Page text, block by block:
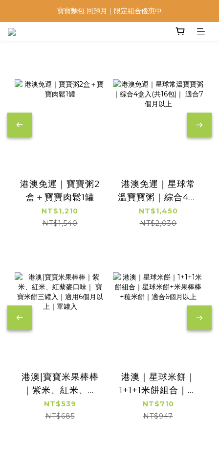
低鈉燉飯燉麵回歸 趕緊補貨！
寶寶麵包 回歸月｜限定組合優惠中
港澳免運｜寶寶粥2
盒＋寶寶肉鬆1罐
NT$1,210
NT$1,540
港澳免運｜星球常
溫寶寶粥｜綜合4盒
入(共16包)｜ 適合7
個月以上
NT$1,450
NT$2,030
港澳|寶寶米果棒棒
｜紫米、紅米、紅
藜麥口味｜ 寶寶米
餅三罐入｜適用6個
NT$539
NT$685
港澳｜星球米餅｜
1+1+1米餅組合｜星
球米餅+米果棒棒
+糙米餅｜適合6個
NT$710
NT$947